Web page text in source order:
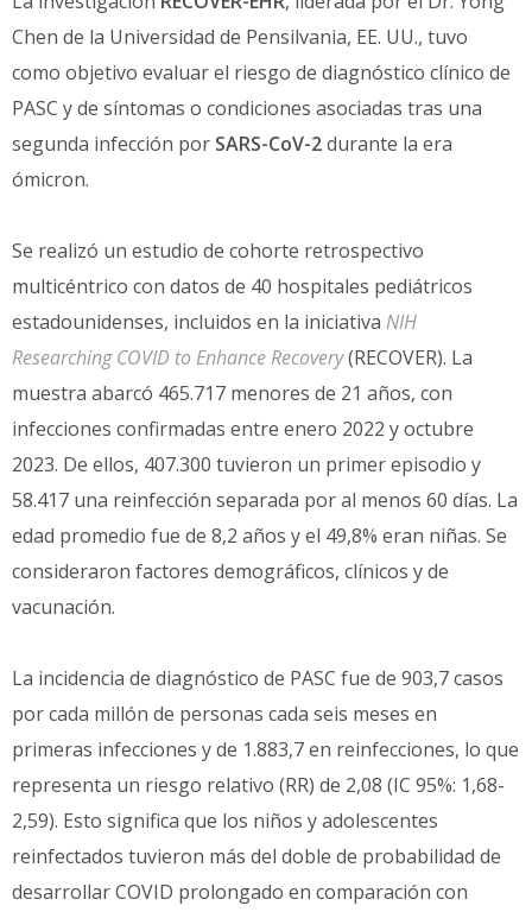
Chen de la Universidad de Pensilvania, EE. UU., tuvo
como objetivo evaluar el riesgo de diagnóstico clínico de
PASC y de síntomas o condiciones asociadas tras una
segunda infección por SARS-CoV-2durante la era
ómicron.
Se realizó un estudio de cohorte retrospectivo
multicéntrico con datos de 40 hospitales pediátricos
estadounidenses, incluidos en la iniciativa NIH
Researching COVID to Enhance Recovery(RECOVER). La
muestra abarcó 465.717 menores de 21 años, con
infecciones confirmadas entre enero 2022 y octubre
2023. De ellos, 407.300 tuvieron un primer episodio y
58.417 una reinfección separada por al menos 60 días. La
edad promedio fue de 8,2 años y el 49,8% eran niñas. Se
consideraron factores demográficos, clínicos y de
vacunación.
La incidencia de diagnóstico de PASC fue de 903,7 casos
por cada millón de personas cada seis meses en
primeras infecciones y de 1.883,7 en reinfecciones, lo que
representa un riesgo relativo (RR) de 2,08 (IC 95%: 1,68-
2,59). Esto significa que los niños y adolescentes
reinfectados tuvieron más del doble de probabilidad de
desarrollar COVID prolongado en comparación con